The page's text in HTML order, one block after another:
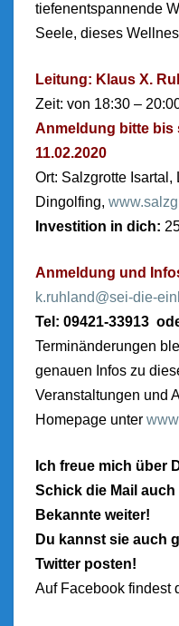
tiefenentspannende
Seele, dieses
Leitung: Klaus X.
Zeit: von 18:30 –
Anmeldung bitte bis
11.02.2020
Ort: Salzgrotte
Dingolfing,
Investition in dich:
Anmeldung und
k.ruhland@sei-die-
Tel: 09421-33913
Terminänderungen
genauen Infos zu
Veranstaltungen und
Homepage unter
Ich freue mich über
Schick die Mail
Bekannte weiter!
Du kannst sie auch
Twitter posten!
Auf Facebook findest